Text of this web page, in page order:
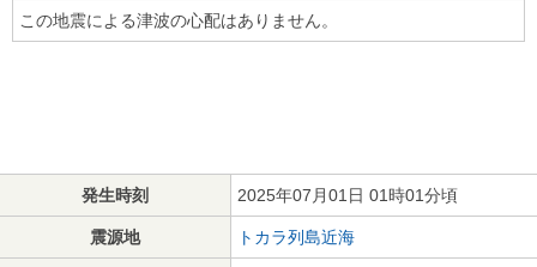
この地震による津波の心配はありません。
発生時刻 2025年07月01日 01時01分頃
震源地 トカラ列島近海